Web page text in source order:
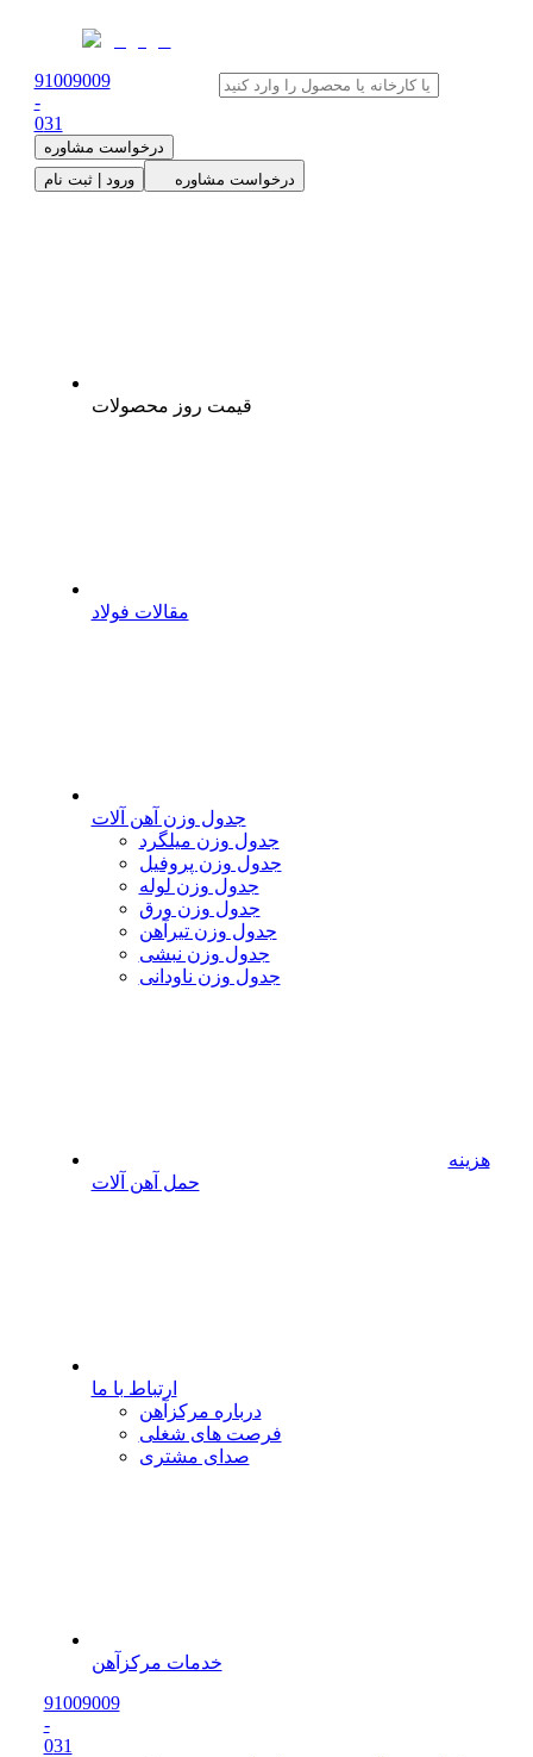
91009009
-
031
درخواست مشاوره
ورود | ثبت نام
درخواست مشاوره
قیمت روز محصولات
مقالات فولاد
جدول وزن آهن آلات
جدول وزن میلگرد
جدول وزن پروفیل
جدول وزن لوله
جدول وزن ورق
جدول وزن تیرآهن
جدول وزن نبشی
جدول وزن ناودانی
هزینه
حمل آهن آلات
ارتباط با ما
درباره مرکزآهن
فرصت های شغلی
صدای مشتری
خدمات مرکزآهن
91009009
-
031